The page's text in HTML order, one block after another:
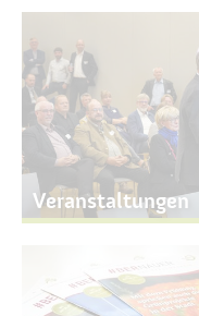
Veranstaltungen